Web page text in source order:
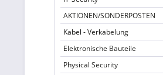
AKTIONEN/SONDERPOSTEN
Kabel - Verkabelung
Elektronische Bauteile
Physical Security